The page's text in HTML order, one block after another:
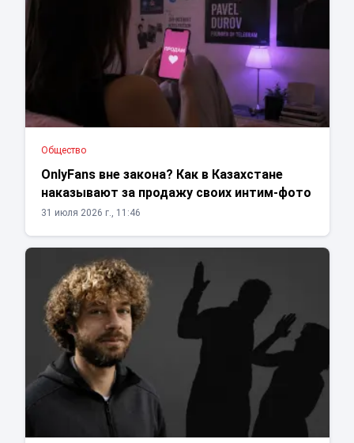
Общество
OnlyFans вне закона? Как в Казахстане
наказывают за продажу своих интим-фото
31 июля 2026 г., 11:46